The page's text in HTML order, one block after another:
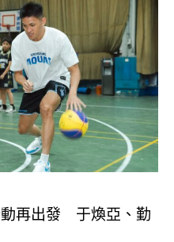
動再出發 于煥亞、勤